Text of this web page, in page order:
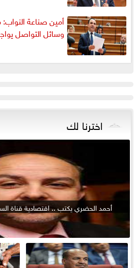
أمين صناعة
وسائل التواصل
اخترنا لك
أحمد الحضري يكتب .. اقتصادية قناة